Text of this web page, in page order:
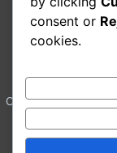
Celular:(+258) 83
Beira, Chaimite -
Copyright © 2026
consent or
cookies.